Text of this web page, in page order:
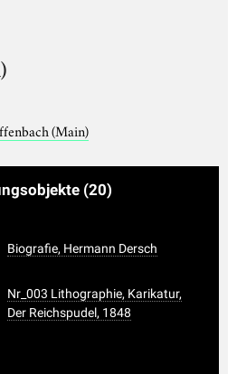
(Main)
(20)
Biografie, Hermann Dersch
Nr_003 Lithographie, Karikatur,
Der Reichspudel, 1848